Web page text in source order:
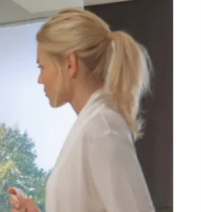
Термостат прихованого
монтажу RainSelect на 3